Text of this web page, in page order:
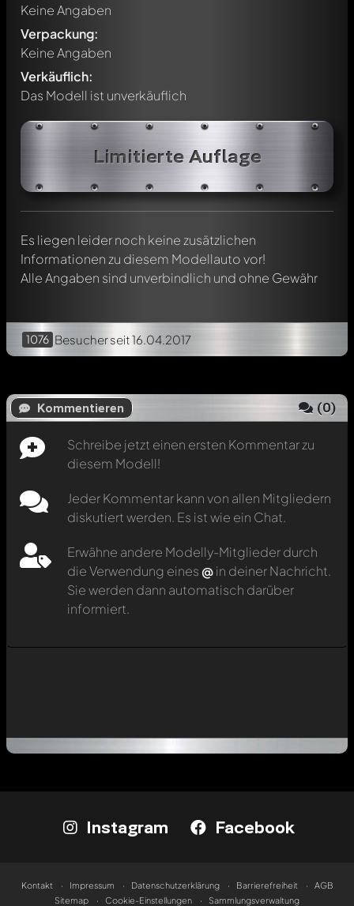
Keine Angaben
Verpackung:
Keine Angaben
Verkäuflich:
Das Modell ist unverkäuflich
Limitierte Auflage
Es liegen leider noch keine zusätzlichen
Informationen zu diesem Modellauto vor!
Alle Angaben sind unverbindlich und ohne Gewähr
1076 Besucherseit 16.04.2017
Kommentieren (0)
Schreibe jetzt einen ersten Kommentar zu
diesem Modell!
Jeder Kommentar kann von allen Mitgliedern
diskutiert werden. Es ist wie ein Chat.
Erwähne andere Modelly-Mitglieder durch
die Verwendung eines @in deiner Nachricht.
Sie werden dann automatisch darüber
informiert.
Schreibe jetzt einen ersten Kommentar zu diesem Modell!
werden. Es ist wie ein Chat.
Verwendung eines@in deiner Nachricht. Sie werden dann
automatisch darüber informiert.
Instagram Facebook
Kontakt Impressum Datenschutzerklärung Barrierefreiheit
AGB
Sitemap
Cookie-Einstellungen Sammlungsverwaltung